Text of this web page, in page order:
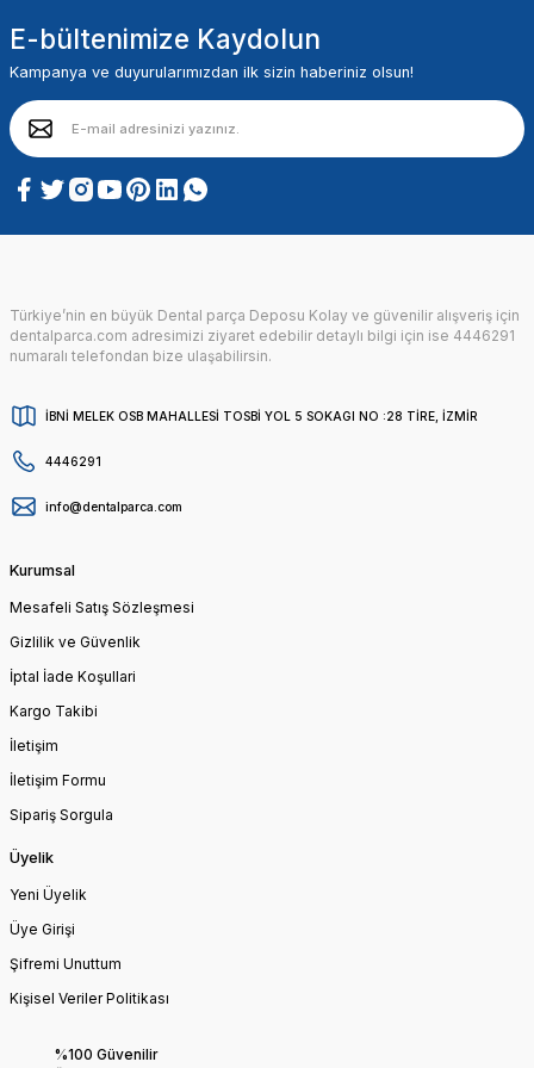
E-bültenimize Kaydolun
Kampanya ve duyurularımızdan ilk sizin haberiniz olsun!
Türkiye’nin en büyük Dental parça Deposu Kolay ve güvenilir alışveriş için
dentalparca.com adresimizi ziyaret edebilir detaylı bilgi için ise 4446291
numaralı telefondan bize ulaşabilirsin.
İBNİ MELEK OSB MAHALLESİ TOSBİ YOL 5 SOKAGI NO :28 TİRE, İZMİR
4446291
info@dentalparca.com
Kurumsal
Mesafeli Satış Sözleşmesi
Gizlilik ve Güvenlik
İptal İade Koşullari
Kargo Takibi
İletişim
İletişim Formu
Sipariş Sorgula
Üyelik
Yeni Üyelik
Üye Girişi
Şifremi Unuttum
Kişisel Veriler Politikası
%100 Güvenilir